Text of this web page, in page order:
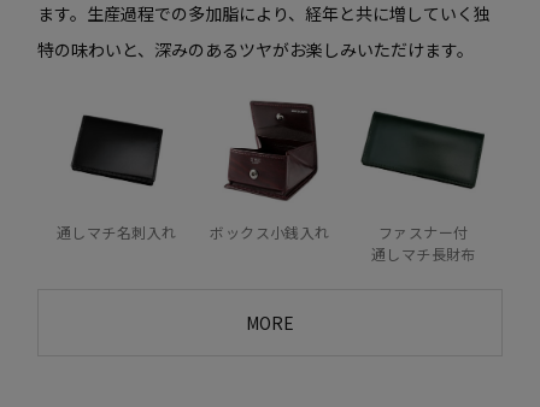
ます。生産過程での多加脂により、経年と共に増していく独
特の味わいと、深みのあるツヤがお楽しみいただけます。
通しマチ名刺入れ ボックス小銭入れ
ファスナー付
通しマチ長財布
MORE